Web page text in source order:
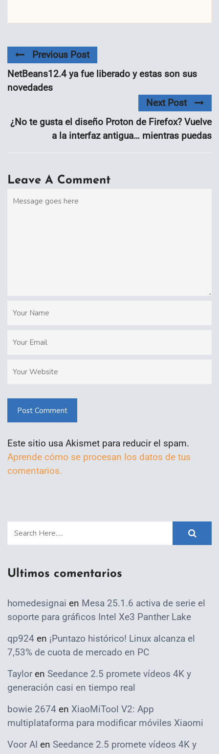
Previous Post
NetBeans12.4 ya fue liberado y estas son sus
novedades
Next Post
¿No te gusta el diseño Proton de Firefox? Vuelve
a la interfaz antigua… mientras puedas
Leave A Comment
Post Comment
Este sitio usa Akismet para reducir el spam.
Aprende cómo se procesan los datos de tus
comentarios.
Ultimos comentarios
homedesignai en Mesa 25.1.6 activa de serie el
soporte para gráficos Intel Xe3 Panther Lake
qp924 en ¡Puntazo histórico! Linux alcanza el
7,53% de cuota de mercado en PC
Taylor en Seedance 2.5 promete vídeos 4K y
generación casi en tiempo real
bowie 2674 en XiaoMiTool V2: App
multiplataforma para modificar móviles Xiaomi
Voor AI en Seedance 2.5 promete vídeos 4K y